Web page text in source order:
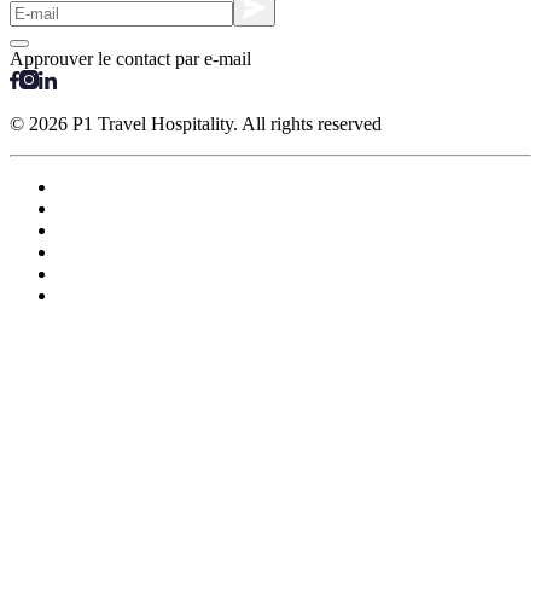
Approuver le contact par e-mail
© 2026 P1 Travel Hospitality. All rights reserved